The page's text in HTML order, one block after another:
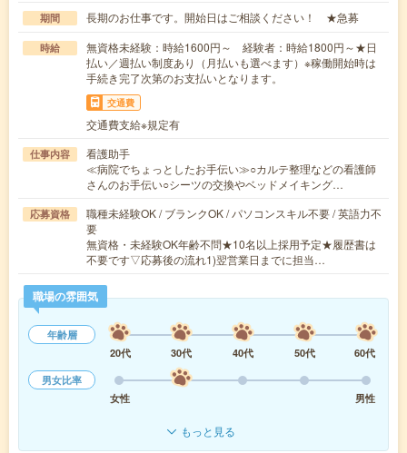
期間 長期のお仕事です。開始日はご相談ください！ ★急募
時給
無資格未経験：時給1600円～ 経験者：時給1800円～★日
払い／週払い制度あり（月払いも選べます）※稼働開始時は
手続き完了次第のお支払いとなります。
交通費
交通費支給※規定有
仕事内容
看護助手
≪病院でちょっとしたお手伝い≫○カルテ整理などの看護師
さんのお手伝い○シーツの交換やベッドメイキング…
応募資格
職種未経験OK / ブランクOK / パソコンスキル不要 / 英語力不
要
無資格・未経験OK年齢不問★10名以上採用予定★履歴書は
不要です▽応募後の流れ1)翌営業日までに担当…
職場の雰囲気
年齢層
20代
30代 40代 50代
60代
男女比率
女性
男性
もっと見る